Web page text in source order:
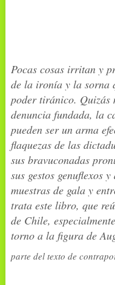
Pocas cosas irritan y
de la ironía y la sorna
poder tiránico. Quizás
denuncia fundada, la
pueden ser un arma
flaquezas de las
sus bravuconadas
sus gestos genuflexos
muestras de gala y
trata este libro, que
de Chile,
torno a la figura de
parte del texto de